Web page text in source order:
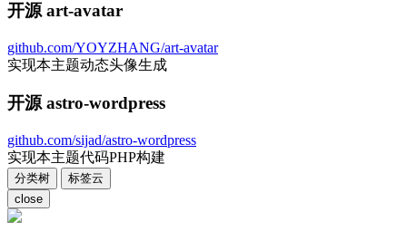
开源 art-avatar
github.com/YOYZHANG/art-avatar
实现本主题动态头像生成
开源 astro-wordpress
github.com/sijad/astro-wordpress
实现本主题代码PHP构建
分类树
标签云
close